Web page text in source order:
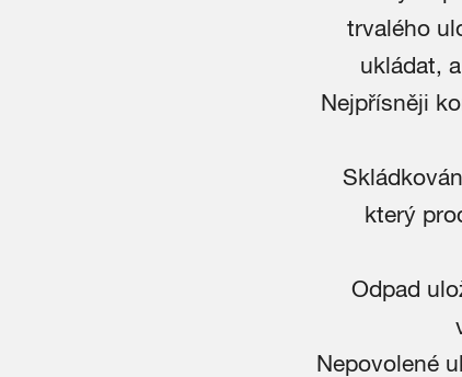
trvalého
ukládat,
Nejpřísněji
který
Odpad
Nepovolené